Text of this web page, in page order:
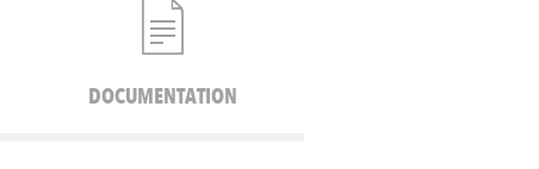
DOCUMENTATION